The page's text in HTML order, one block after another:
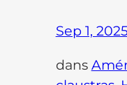
Sep 1, 2025
dans